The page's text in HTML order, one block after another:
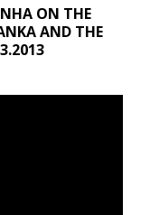
ON THE
AND THE